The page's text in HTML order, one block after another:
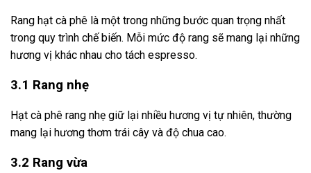
Rang hạt cà phê là một trong những bước quan trọng nhất
trong quy trình chế biến. Mỗi mức độ rang sẽ mang lại những
hương vị khác nhau cho tách espresso.
3.1 Rang nhẹ
Hạt cà phê rang nhẹ giữ lại nhiều hương vị tự nhiên, thường
mang lại hương thơm trái cây và độ chua cao.
3.2 Rang vừa